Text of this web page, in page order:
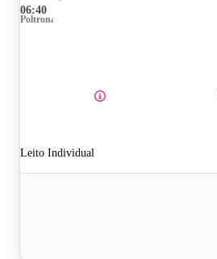
06:40
Poltrona
Leito Individual